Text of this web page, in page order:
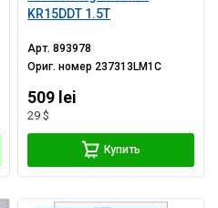
KR15DDT 1.5T
Арт.893978
Ориг. номер 237313LM1C
509 lei
29 $
Купить